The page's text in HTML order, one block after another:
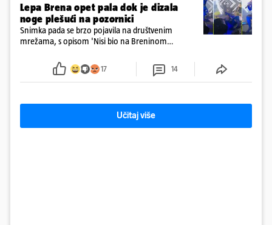
Lepa Brena opet pala dok je dizala
noge plešući na pozornici
Snimka pada se brzo pojavila na društvenim
mrežama, s opisom 'Nisi bio na Breninom
Srećom, pjevačica se nije ozlijedila nego je s
osmijehom nastavila pjevati
17 14
Učitaj više